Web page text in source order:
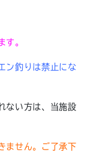
す。
ン釣りは禁止にな
ない方は、当施設
ません。ご了承下